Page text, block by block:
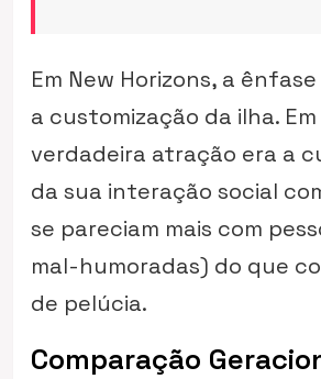
Em New Horizons, a
a customização da ilha. Em
verdadeira atração era a
da sua interação social
se pareciam mais com
mal-humoradas) do que
de pelúcia.
Comparação